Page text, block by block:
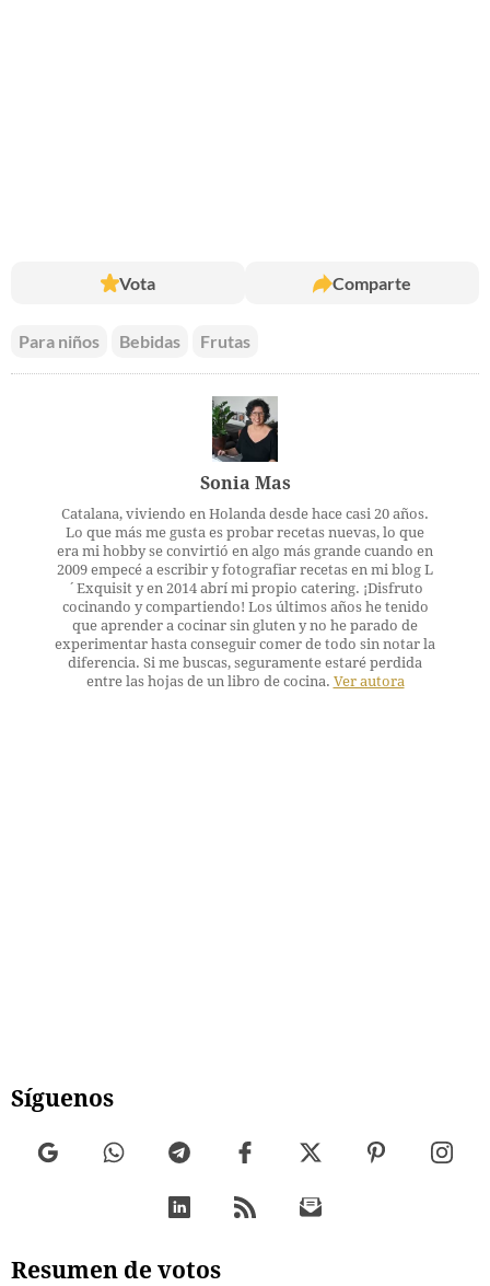
Vota Comparte
Para niños Bebidas Frutas
Sonia Mas
Catalana, viviendo en Holanda desde hace casi 20 años.
Lo que más me gusta es probar recetas nuevas, lo que
era mi hobby se convirtió en algo más grande cuando en
2009 empecé a escribir y fotografiar recetas en mi blog L
´Exquisit y en 2014 abrí mi propio catering. ¡Disfruto
cocinando y compartiendo! Los últimos años he tenido
que aprender a cocinar sin gluten y no he parado de
experimentar hasta conseguir comer de todo sin notar la
diferencia. Si me buscas, seguramente estaré perdida
entre las hojas de un libro de cocina. Ver autora
Síguenos
Resumen de votos